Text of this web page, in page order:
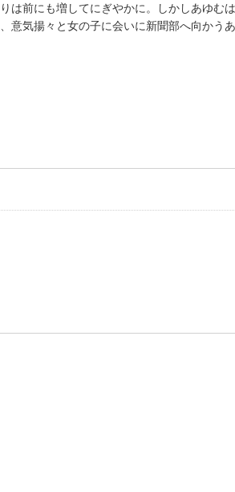
は前にも増してにぎやかに。しかしあゆむ
意気揚々と女の子に会いに新聞部へ向かう